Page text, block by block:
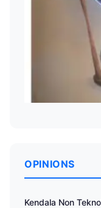
OPINIONS
Kendala Non